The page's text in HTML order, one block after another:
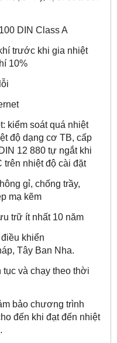
DIN Class A
trước khi gia nhiệt
10%
kiểm soát quá nhiệt
độ dạng cơ TB, cấp
12 880 tự ngắt khi
trên nhiệt độ cài đặt
gỉ, chống trầy,
mạ kẽm
trữ ít nhất 10 năm
khiển
Tây Ban Nha.
và chạy theo thời
bảo chương trình
đến khi đạt đến nhiệt